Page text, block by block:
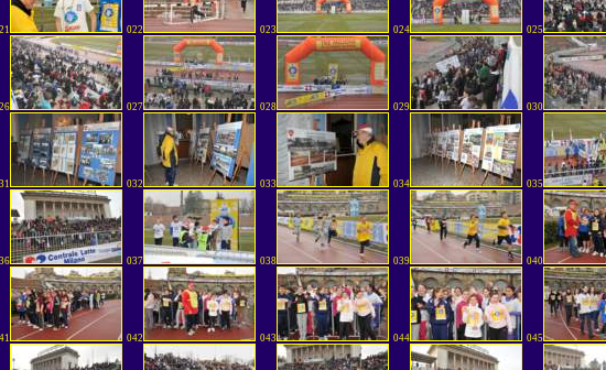
022 023 024 025
027 028 029 030
032 033 034 035
037 038 039 040
042 043 044 045